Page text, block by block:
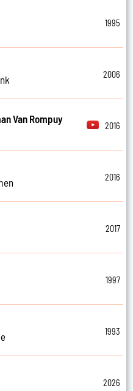
1995
2006
Van Rompuy
2016
2016
2017
1997
1993
2026